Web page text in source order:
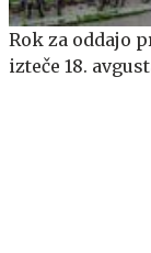
​​​​​​​Rok za oddajo
izteče 18.